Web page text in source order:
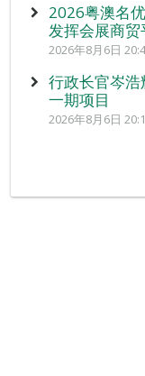
2026粤澳名
发挥会展商贸
2026年8月6日
行政长官岑
一期项目
2026年8月6日